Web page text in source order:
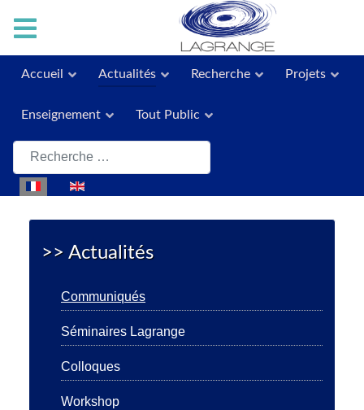
Accueil Actualités Recherche Projets
Enseignement Tout Public
Rechercher
Sélectionnez votre langue
>> Actualités
Communiqués
Séminaires Lagrange
Colloques
Workshop